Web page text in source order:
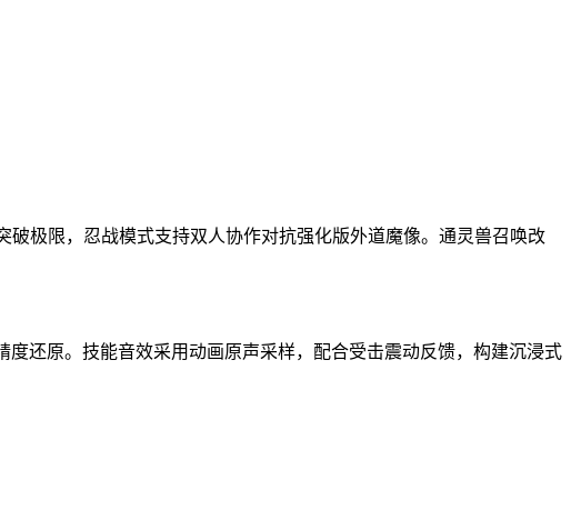
极限，忍战模式支持双人协作对抗强化版外道魔像。通灵兽召唤改
还原。技能音效采用动画原声采样，配合受击震动反馈，构建沉浸式